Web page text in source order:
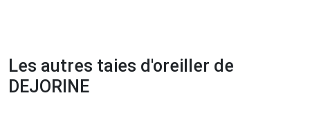
Les autres taies d'oreiller de
DEJORINE